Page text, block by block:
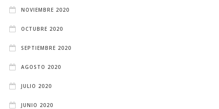
NOVIEMBRE 2020
OCTUBRE 2020
SEPTIEMBRE 2020
AGOSTO 2020
JULIO 2020
JUNIO 2020